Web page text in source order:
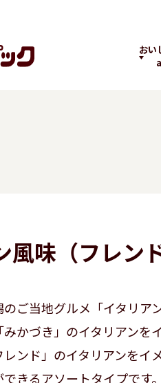
りPACK 贅沢
おい
味（フレン
のご当地グルメ「イタリア
みかづき」のイタリアンを
レンド」のイタリアンを
できるアソートタイプです。